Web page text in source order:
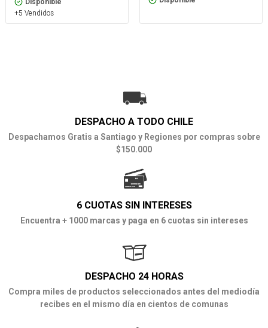
Disponible
+5 Vendidos
DESPACHO A TODO CHILE
Despachamos Gratis a Santiago y Regiones por compras sobre
$150.000
6 CUOTAS SIN INTERESES
Encuentra + 1000 marcas y paga en 6 cuotas sin intereses
DESPACHO 24 HORAS
Compra miles de productos seleccionados antes del mediodía
recibes en el mismo día en cientos de comunas